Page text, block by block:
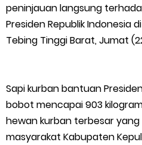
Usut Skandal Lahan Ulayat
Layangkan Surat
Pulihkan Konektivitas
peninjauan langsung
Presiden Republik Indonesia
Tebing Tinggi Barat, Jumat
Sapi kurban bantuan
bobot mencapai 903
hewan kurban terbesar yang
masyarakat Kabupaten